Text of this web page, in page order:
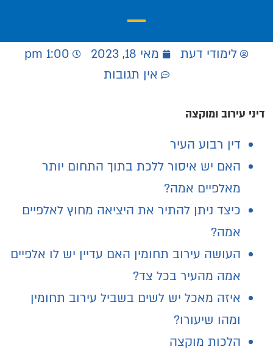
לימודי דעת מאי 18, 2023
1:00 pm
אין תגובות
דיני עירוב ומוקצה
דין רבוע העיר
האם יש איסור ללכת בתוך התחום יותר
מאלפיים אמה?
כיצד ניתן להתיר את היציאה מחוץ לאלפיים
אמה?
העושה עירוב תחומין האם עדיין יש לו אלפיים
אמה מהעיר בכל צד?
איזה מאכל יש לשים בשביל עירוב תחומין
ומהו שיעורו?
הלכות מוקצה